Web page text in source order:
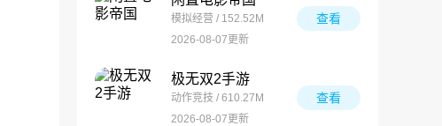
模拟经营 / 152.52M
2026-08-07更新
查看
极无双2手游
动作竞技 / 610.27M
2026-08-07更新
查看